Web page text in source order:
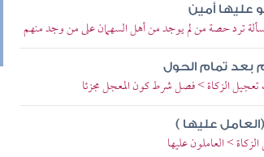
عليها أمين
ترد حصة من لم يوجد من أهل السهمان على من وجد منهم
بعد تمام الحول
تعجيل الزكاة > فصل شرط كون المعجل مجزئا
عليها )
> العاملون عليها